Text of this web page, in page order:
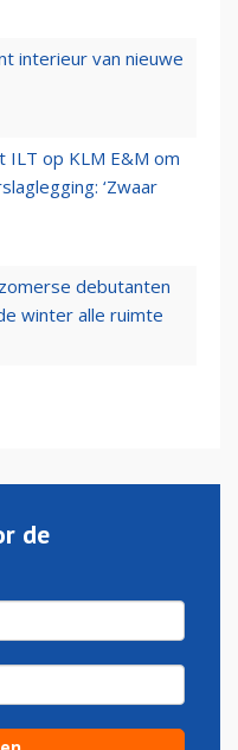
interieur van nieuwe
op KLM E&M om
‘Zwaar
debutanten
winter alle ruimte
de